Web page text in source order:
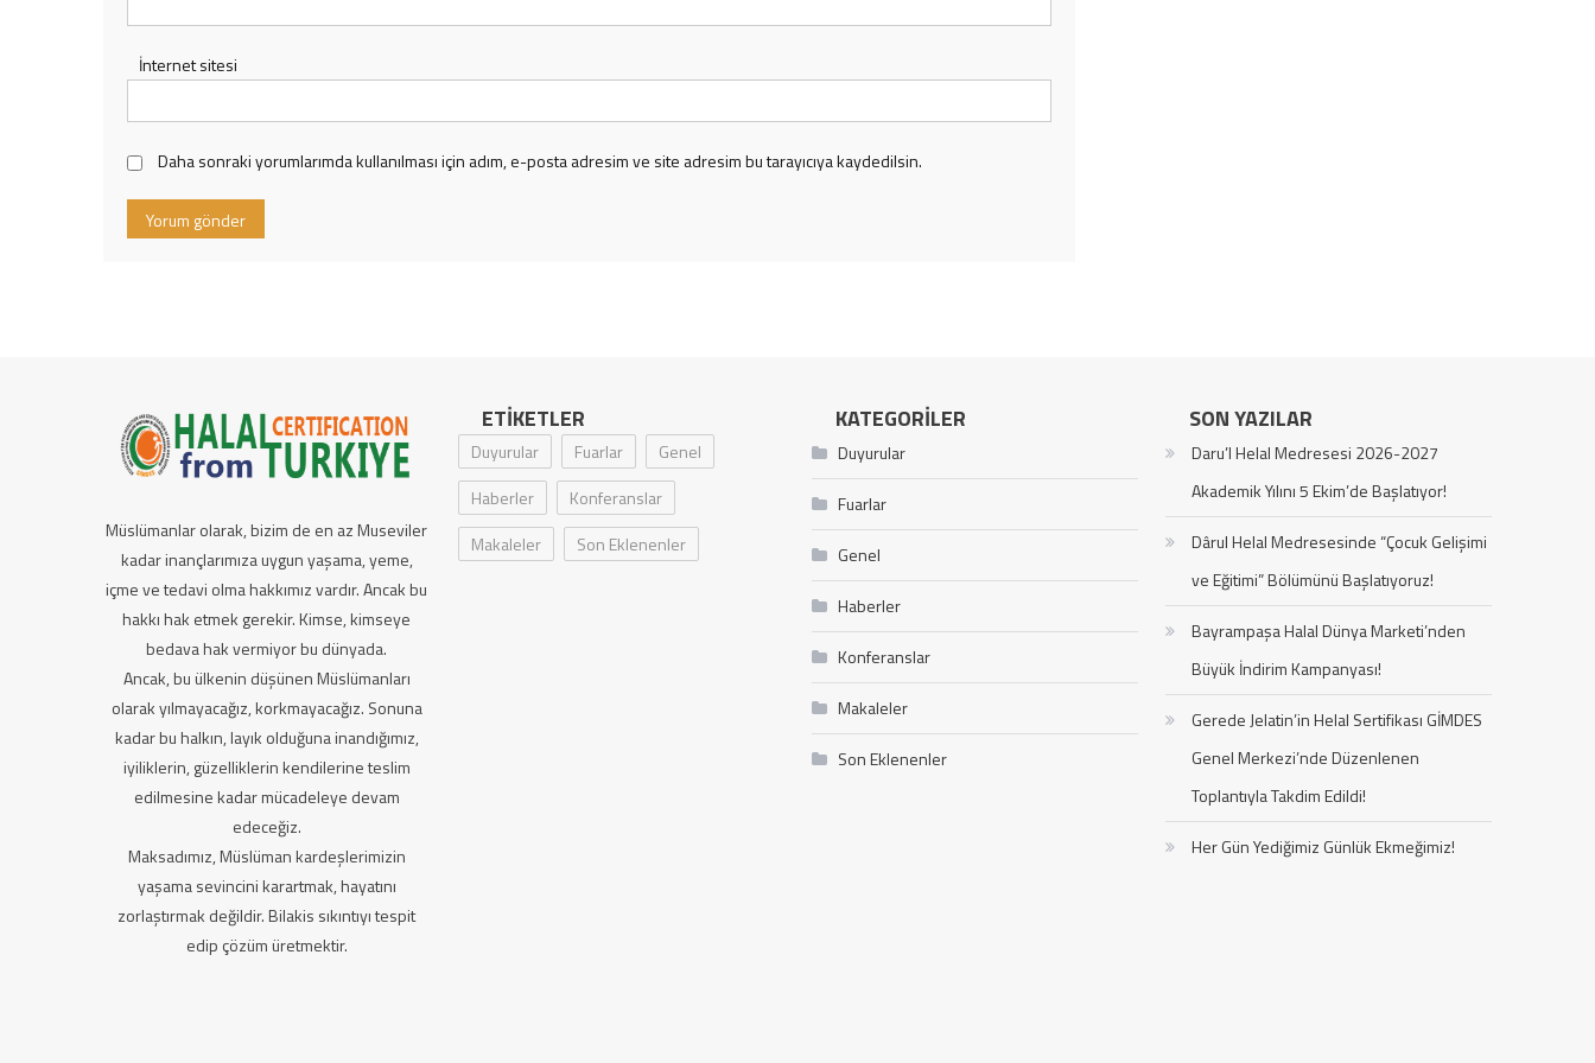
İnternet sitesi
Daha sonraki yorumlarımda kullanılması için adım, e-posta adresim ve site adresim bu tarayıcıya kaydedilsin.
Müslümanlar olarak, bizim de en az Museviler
kadar inançlarımıza uygun yaşama, yeme,
içme ve tedavi olma hakkımız vardır. Ancak bu
hakkı hak etmek gerekir. Kimse, kimseye
bedava hak vermiyor bu dünyada.
Ancak, bu ülkenin düşünen Müslümanları
olarak yılmayacağız, korkmayacağız. Sonuna
kadar bu halkın, layık olduğuna inandığımız,
iyiliklerin, güzelliklerin kendilerine teslim
edilmesine kadar mücadeleye devam
edeceğiz.
Maksadımız, Müslüman kardeşlerimizin
yaşama sevincini karartmak, hayatını
zorlaştırmak değildir. Bilakis sıkıntıyı tespit
edip çözüm üretmektir.
ETIKETLER
Duyurular Fuarlar
Genel
Haberler
Konferanslar
Makaleler
Son Eklenenler
KATEGORILER
Duyurular
Fuarlar
Genel
Haberler
Konferanslar
Makaleler
Son Eklenenler
SON YAZILAR
Daru’l Helal Medresesi 2026-2027
Akademik Yılını 5 Ekim’de Başlatıyor!
Dârul Helal Medresesinde “Çocuk Gelişimi
ve Eğitimi” Bölümünü Başlatıyoruz!
Bayrampaşa Halal Dünya Marketi’nden
Büyük İndirim Kampanyası!
Gerede Jelatin’in Helal Sertifikası GİMDES
Genel Merkezi’nde Düzenlenen
Toplantıyla Takdim Edildi!
Her Gün Yediğimiz Günlük Ekmeğimiz!